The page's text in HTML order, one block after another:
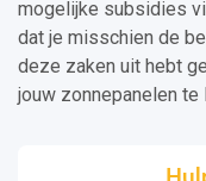
mogelijke subsidies
dat je misschien de
deze zaken uit hebt
jouw zonnepanelen